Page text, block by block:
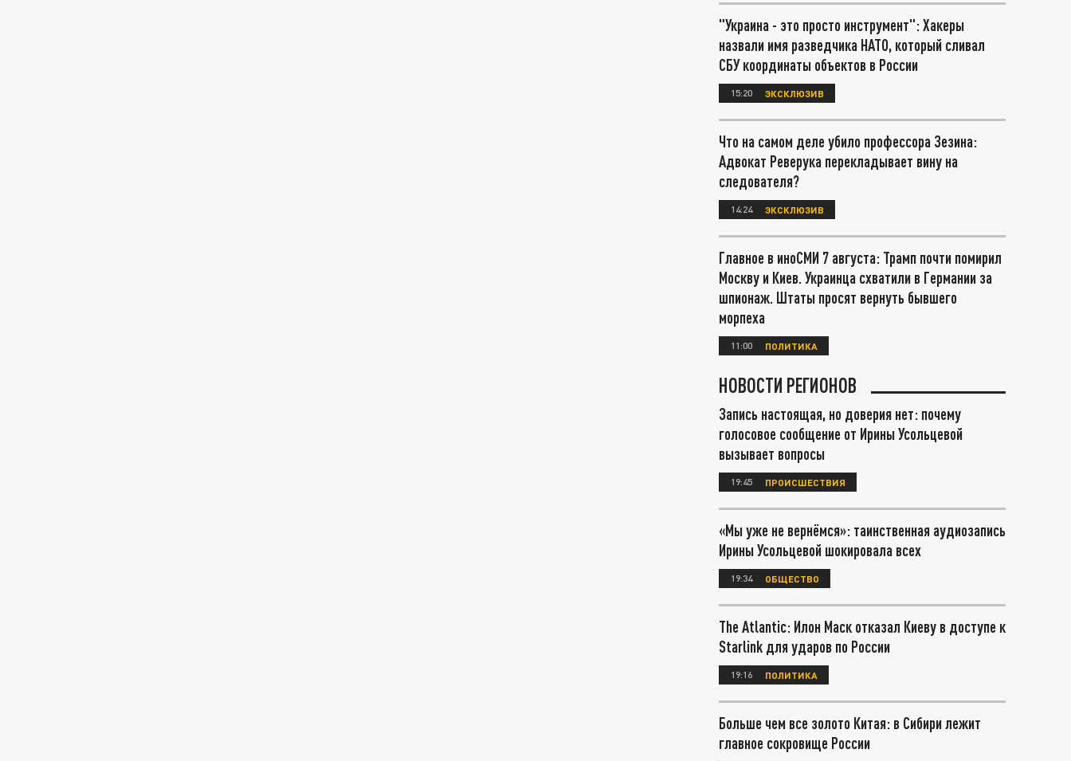
"Украина - это просто инструмент": Хакеры
назвали имя разведчика НАТО, который сливал
СБУ координаты объектов в России
15:20 ЭКСКЛЮЗИВ
Что на самом деле убило профессора Зезина:
Адвокат Реверука перекладывает вину на
следователя?
14:24 ЭКСКЛЮЗИВ
Главное в иноСМИ 7 августа: Трамп почти помирил
Москву и Киев. Украинца схватили в Германии за
шпионаж. Штаты просят вернуть бывшего
морпеха
11:00 ПОЛИТИКА
НОВОСТИ РЕГИОНОВ
Запись настоящая, но доверия нет: почему
голосовое сообщение от Ирины Усольцевой
вызывает вопросы
19:45 ПРОИСШЕСТВИЯ
«Мы уже не вернёмся»: таинственная аудиозапись
Ирины Усольцевой шокировала всех
19:34 ОБЩЕСТВО
The Atlantic: Илон Маск отказал Киеву в доступе к
Starlink для ударов по России
19:16 ПОЛИТИКА
Больше чем все золото Китая: в Сибири лежит
главное сокровище России